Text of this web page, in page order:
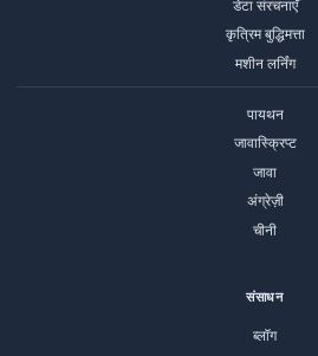
डेटा संरचनाएँ
कृत्रिम बुद्धिमत्ता
मशीन लर्निंग
पायथन
जावास्क्रिप्ट
जावा
अंग्रेज़ी
चीनी
संसाधन
ब्लॉग